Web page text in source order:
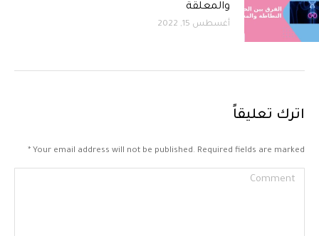
والمعلقة
أغسطس 15, 2022
اترك تعليقاً
Your email address will not be published. Required fields are marked
*
Comment